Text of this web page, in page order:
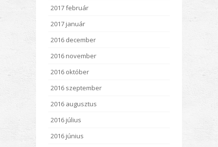
2017 február
2017 január
2016 december
2016 november
2016 október
2016 szeptember
2016 augusztus
2016 július
2016 június